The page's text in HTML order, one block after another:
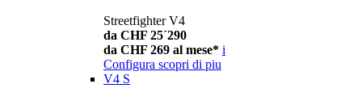
Streetfighter V4
da CHF 25´290
da CHF 269 al mese* i
Configura scopri di piu
V4 S